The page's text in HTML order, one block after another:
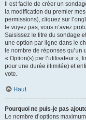
Il est facile de créer un
la modification du premier
permissions), cliquez sur
le voyez pas, vous n’avez
Saisissez le titre du sondage
une option par ligne dans le
le nombre de réponses
« Option(s) par l’utilisateur »,
pour une durée illimitée) et
vote.
Haut
Pourquoi ne puis-je pas
Le nombre d’options